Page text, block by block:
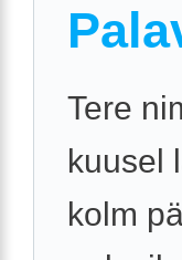
Tere
kuusel
kolm